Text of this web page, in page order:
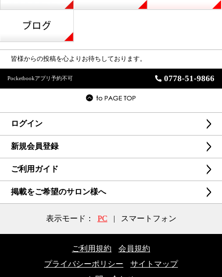
皆様からの投稿を心よりお待ちしております。
Pocketbookアプリ予約不可 0778-51-9866
ログイン
新規会員登録
ご利用ガイド
掲載をご希望のサロン様へ
表示モード： PC | スマートフォン
ご利用規約
会員規約
プライバシーポリシー
サイトマップ